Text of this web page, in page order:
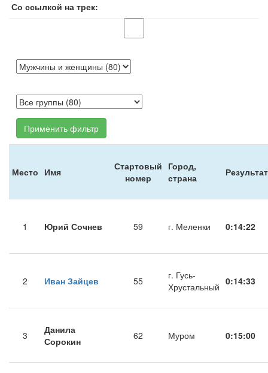
Со ссылкой на трек:
Применить фильтр
Место Имя
Стартовый
номер
Город,
страна
Результат
1 Юрий Сочнев 59 г. Меленки 0:14:22
2 Иван Зайцев 55
г. Гусь-
Хрустальный 0:14:33
3
Данила
Сорокин
62 Муром 0:15:00